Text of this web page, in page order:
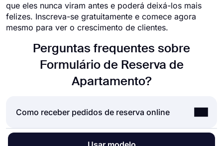
que eles nunca viram antes e poderá deixá-los mais
felizes. Inscreva-se gratuitamente e comece agora
mesmo para ver o crescimento de clientes.
Perguntas frequentes sobre
Formulário de Reserva de
Apartamento?
Como receber pedidos de reserva online
Fazer reservas é sempre útil por vários motivos.